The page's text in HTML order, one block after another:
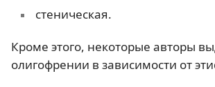
стеническая.
Кроме этого, некоторые авторы
олигофрении в зависимости от